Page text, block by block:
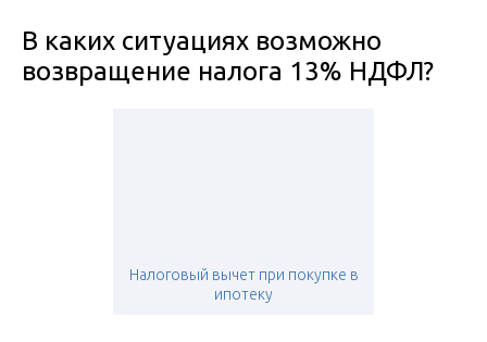
В каких ситуациях возможно
возвращение налога 13% НДФЛ?
Налоговый вычет при покупке в
ипотеку